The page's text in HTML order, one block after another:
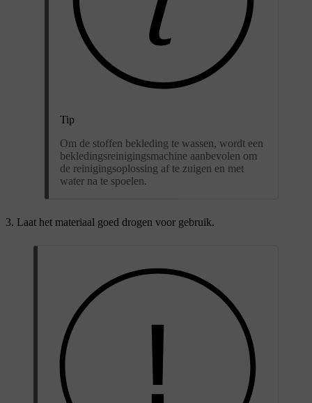
Tip
Om de stoffen bekleding te wassen, wordt een
bekledingsreinigingsmachine aanbevolen om
de reinigingsoplossing af te zuigen en met
water na te spoelen.
Laat het materiaal goed drogen voor gebruik.